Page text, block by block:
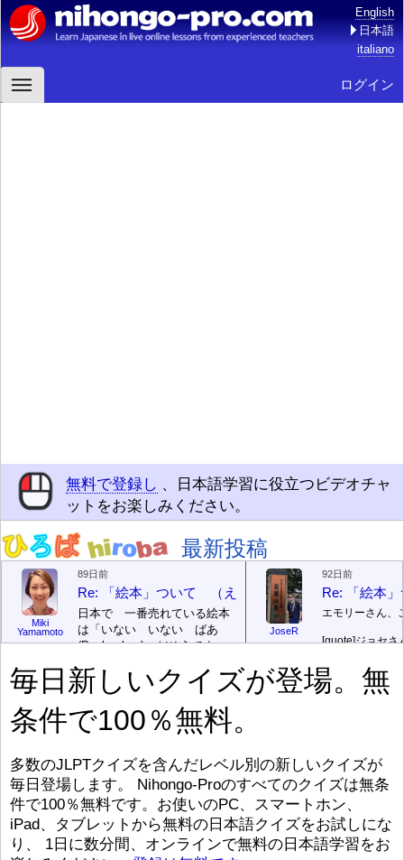
English
日本語
italiano
ログイン
無料で登録し 、日本語学習に役立つビデオチャ
ットをお楽しみください。
最新投稿
Miki
Yamamoto
89日前
Re: 「絵本」ついて （えほん ついて）
日本で 一番売れている絵本
は「いない いない ばあ
(Peek-a-boo)」だそうです。
す。どちらも 1967年に 出
版（しゅっぱん）されまし
た。[/font][/color][/size]絵本はロ
ングセラーがおおいですか
り ありません。「絵本作家
（えほんさっか picture book
author) に なるのは とて
も むずかしいそうです。よ
かったら、このYouTubeを見
てくださいね。 [/font][/color]
[/size]
https://www.youtube.com/watch?
JoseR
92日前
Re: 「絵本
エモリーさん、
[quote]ジョセさ
まあ、仕事（し
（す）きです
る会社（かいし
と）めています
ん）はあります
び）が慌（あわ
ストレスが溜（
です。結局（け
ログラミングが
毎日新しいクイズが登場。無
条件で100％無料。
多数のJLPTクイズを含んだレベル別の新しいクイズが
毎日登場します。 Nihongo-Proのすべてのクイズは無条
件で100％無料です。お使いのPC、スマートホン、
iPad、タブレットから無料の日本語クイズをお試しにな
り、 1日に数分間、オンラインで無料の日本語学習をお